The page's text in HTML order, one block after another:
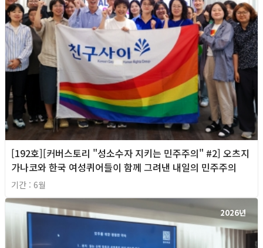
[192호][커버스토리 "성소수자 지키는 민주주의" #2] 오츠지
가나코와 한국 여성퀴어들이 함께 그려낸 내일의 민주주의
기간 : 6월
2026년